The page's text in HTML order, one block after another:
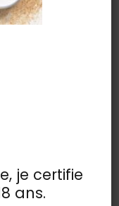
je certifie
ans.